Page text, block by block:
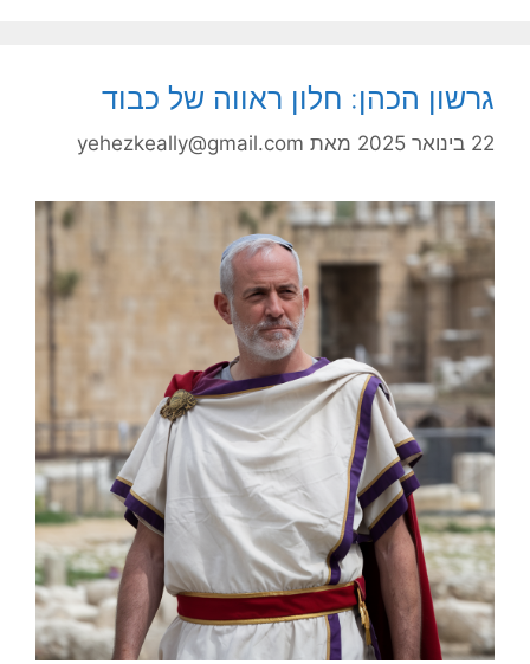
גרשון הכהן: חלון ראווה של כבוד
22 בינואר 2025 מאת yehezkeally@gmail.com